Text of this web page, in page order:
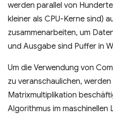
werden parallel von
kleiner als CPU-Kerne sind)
zusammenarbeiten, um
und Ausgabe sind Puffer in
Um die Verwendung von
zu veranschaulichen,
Matrixmultiplikation
Algorithmus im maschinellen